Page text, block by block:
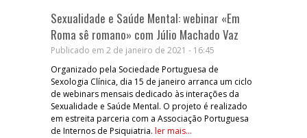
Sexualidade e Saúde Mental: webinar «Em
Roma sê romano» com Júlio Machado Vaz
Publicado em 2 de janeiro de 2021 - 16:45
Organizado pela Sociedade Portuguesa de
Sexologia Clínica, dia 15 de janeiro arranca um ciclo
de webinars mensais dedicado às interações da
Sexualidade e Saúde Mental. O projeto é realizado
em estreita parceria com a Associação Portuguesa
de Internos de Psiquiatria. ler mais...